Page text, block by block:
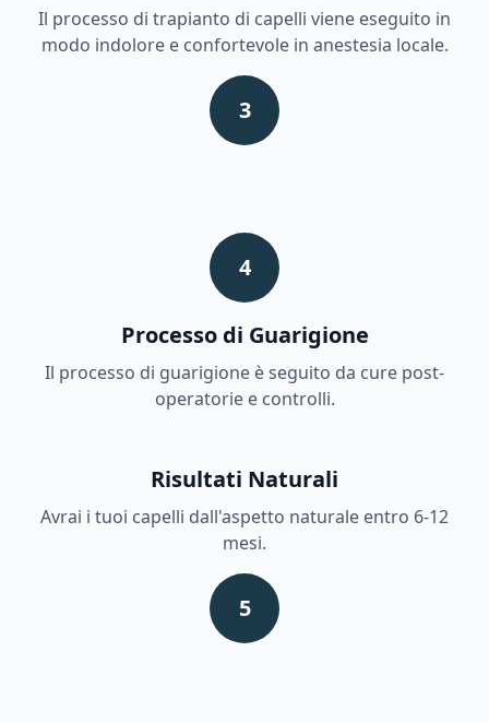
Il processo di trapianto di capelli viene eseguito in
modo indolore e confortevole in anestesia locale.
3
4
Processo di Guarigione
Il processo di guarigione è seguito da cure post-
operatorie e controlli.
Risultati Naturali
Avrai i tuoi capelli dall'aspetto naturale entro 6-12
mesi.
5